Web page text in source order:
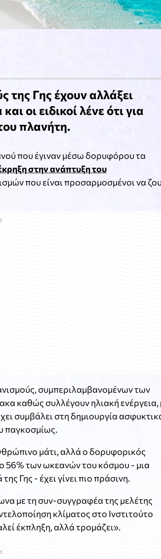
της Γης έχουν αλλάξει
οι ειδικοί λένε ότι για
πλανήτη.
που έγιναν μέσω δορυφόρου τα
στην ανάπτυξη του
που είναι προσαρμοσμένοι να
συμπεριλαμβανομένων των
καθώς συλλέγουν ηλιακή ενέργεια,
συμβάλει στη δημιουργία
παγκοσμίως.
μάτι, αλλά ο δορυφορικός
56% των ωκεανών του κόσμου - μια
Γης - έχει γίνει πιο πράσινη.
με τη συν-συγγραφέα της μελέτης
κλίματος στο Ινστιτούτο
έκπληξη, αλλά τρομάζει».